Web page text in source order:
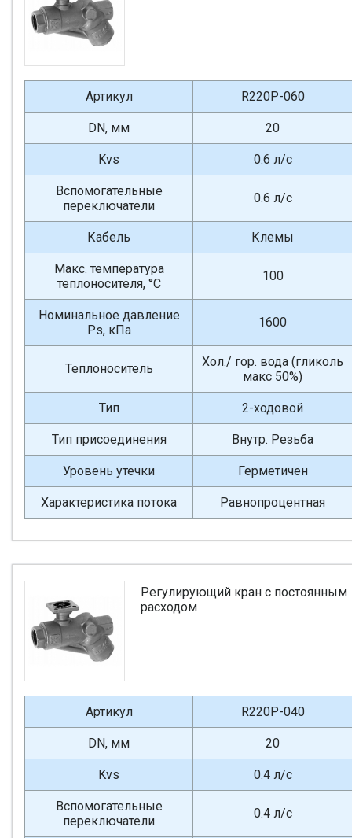
Артикул R220P-060
DN, мм 20
Kvs 0.6 л/с
Вспомогательные
переключатели
0.6 л/с
Кабель Клемы
Макс. температура
теплоносителя, °С
100
Номинальное давление
Ps, кПа
1600
Теплоноситель
Хол./ гор. вода (гликоль
макс 50%)
Тип 2-ходовой
Тип присоединения Внутр. Резьба
Уровень утечки Герметичен
Характеристика потока Равнопроцентная
Регулирующий кран с постоянным
расходом
Артикул R220P-040
DN, мм 20
Kvs 0.4 л/с
Вспомогательные
переключатели
0.4 л/с